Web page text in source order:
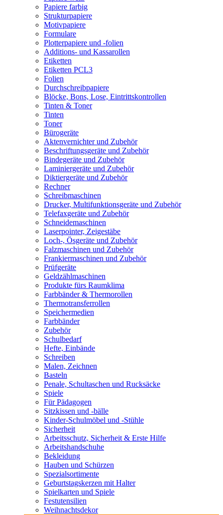
Papiere farbig
Strukturpapiere
Motivpapiere
Formulare
Plotterpapiere und -folien
Additions- und Kassarollen
Etiketten
Etiketten PCL3
Folien
Durchschreibpapiere
Blöcke, Bons, Lose, Eintrittskontrollen
Tinten & Toner
Tinten
Toner
Bürogeräte
Aktenvernichter und Zubehör
Beschriftungsgeräte und Zubehör
Bindegeräte und Zubehör
Laminiergeräte und Zubehör
Diktiergeräte und Zubehör
Rechner
Schreibmaschinen
Drucker, Multifunktionsgeräte und Zubehör
Telefaxgeräte und Zubehör
Schneidemaschinen
Laserpointer, Zeigestäbe
Loch-, Ösgeräte und Zubehör
Falzmaschinen und Zubehör
Frankiermaschinen und Zubehör
Prüfgeräte
Geldzählmaschinen
Produkte fürs Raumklima
Farbbänder & Thermorollen
Thermotransferrollen
Speichermedien
Farbbänder
Zubehör
Schulbedarf
Hefte, Einbände
Schreiben
Malen, Zeichnen
Basteln
Penale, Schultaschen und Rucksäcke
Spiele
Für Pädagogen
Sitzkissen und -bälle
Kinder-Schulmöbel und -Stühle
Sicherheit
Arbeitsschutz, Sicherheit & Erste Hilfe
Arbeitshandschuhe
Bekleidung
Hauben und Schürzen
Spezialsortimente
Geburtstagskerzen mit Halter
Spielkarten und Spiele
Festutensilien
Weihnachtsdekor